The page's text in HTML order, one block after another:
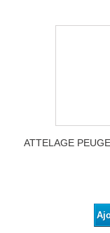
ATTELAGE